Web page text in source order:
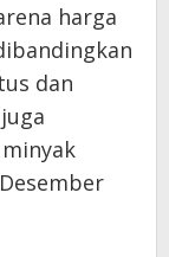
harga
dan